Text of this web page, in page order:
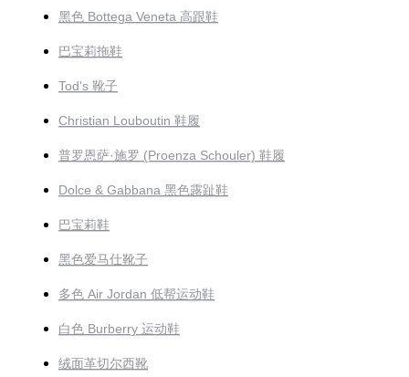
黑色 Bottega Veneta 高跟鞋
巴宝莉拖鞋
Tod's 靴子
Christian Louboutin 鞋履
普罗恩萨·施罗 (Proenza Schouler) 鞋履
Dolce & Gabbana 黑色露趾鞋
巴宝莉鞋
黑色爱马仕靴子
多色 Air Jordan 低帮运动鞋
白色 Burberry 运动鞋
绒面革切尔西靴